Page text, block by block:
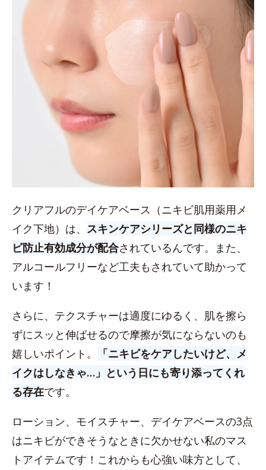
クリアフルのデイケアベース（ニキビ肌用薬用メ
イク下地）は、 スキンケアシリーズと同様のニキ
ビ防止有効成分が配合されているんです。また、
アルコールフリーなど工夫もされていて助かって
います！
さらに、テクスチャーは適度にゆるく、肌を擦ら
ずにスッと伸ばせるので摩擦が気にならないのも
嬉しいポイント。
「ニキビをケアしたいけど、メ
イクはしなきゃ…」という日にも寄り添ってくれ
る存在です。
ローション、モイスチャー、デイケアベースの3点
はニキビができそうなときに欠かせない私のマス
トアイテムです！これからも心強い味方として、